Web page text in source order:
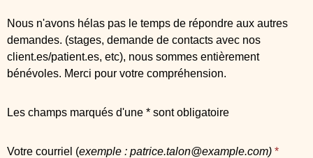
Nous n'avons hélas pas le temps de répondre aux autres
demandes. (stages, demande de contacts avec nos
client.es/patient.es, etc), nous sommes entièrement
bénévoles. Merci pour votre compréhension.
Les champs marqués d'une * sont obligatoire
Votre courriel (exemple : patrice.talon@example.com) *